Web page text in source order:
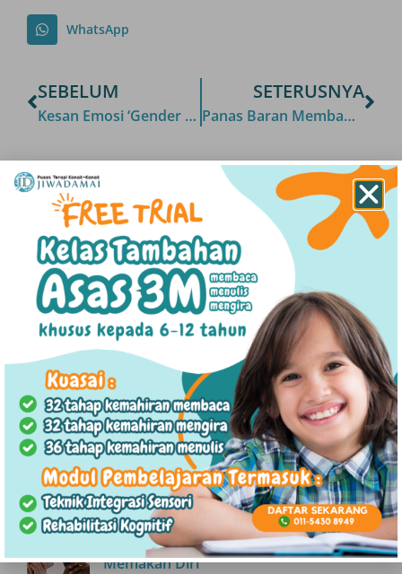
WhatsApp
SEBELUM
Kesan Emosi ‘Gender Dysphoria’: Strategi Mengatasinya
SETERUSNYA
Panas Baran Membawa Kecelakaan
Artikel Terkini
Antara Kasih Sayang Dan Keletihan:
Memahami “Parental Burnout”
27/07/2026
Hubungan Parasosial : Sekadar Minat
Atau Obsesi?
16/07/2026
Kenapa Orang Yang Mudah Adaptasi
Lebih Bahagia?
18/06/2026
Kehadiran Vs Ketiadaan Father
Figure: Implikasi Kepada Anak
11/06/2026
FOMO : Budaya Mengejar Trend Yang
Memakan Diri